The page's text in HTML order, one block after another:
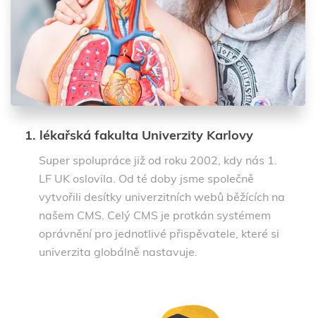
1. lékařská fakulta Univerzity Karlovy
Super spolupráce již od roku 2002, kdy nás 1.
LF UK oslovila. Od té doby jsme společně
vytvořili desítky univerzitních webů běžících na
našem CMS. Celý CMS je protkán systémem
oprávnění pro jednotlivé přispěvatele, které si
univerzita globálně nastavuje.